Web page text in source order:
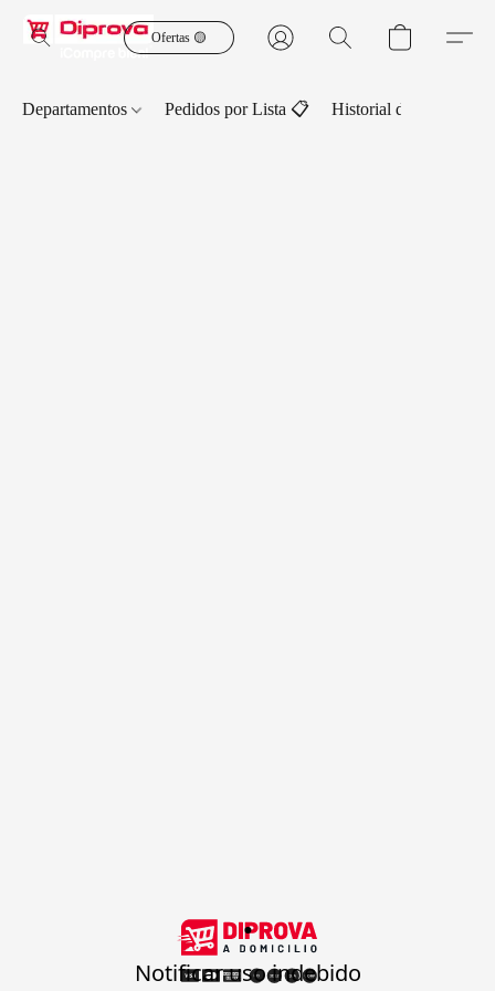
Ofertas 🟡
Departamentos Pedidos por Lista 📋 Historial de Pedidos
.
Notificar uso indebido